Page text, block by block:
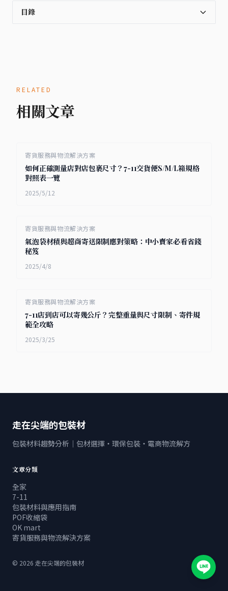
目錄
RELATED
相關文章
寄貨服務與物流解決方案
如何正確測量店對店包裹尺寸？7-11交貨便S/M/L箱規格
對照表一覽
2025/5/12
寄貨服務與物流解決方案
氣泡袋材積與超商寄送限制應對策略：中小賣家必看省錢
秘笈
2025/4/8
寄貨服務與物流解決方案
7-11店到店可以寄幾公斤？完整重量與尺寸限制、寄件規
範全攻略
2025/3/25
走在尖端的包裝材
包裝材料趨勢分析｜包材選擇・環保包裝・電商物流解方
文章分類
全家
7-11
包裝材料與應用指南
POF收縮袋
OK mart
寄貨服務與物流解決方案
© 2026 走在尖端的包裝材